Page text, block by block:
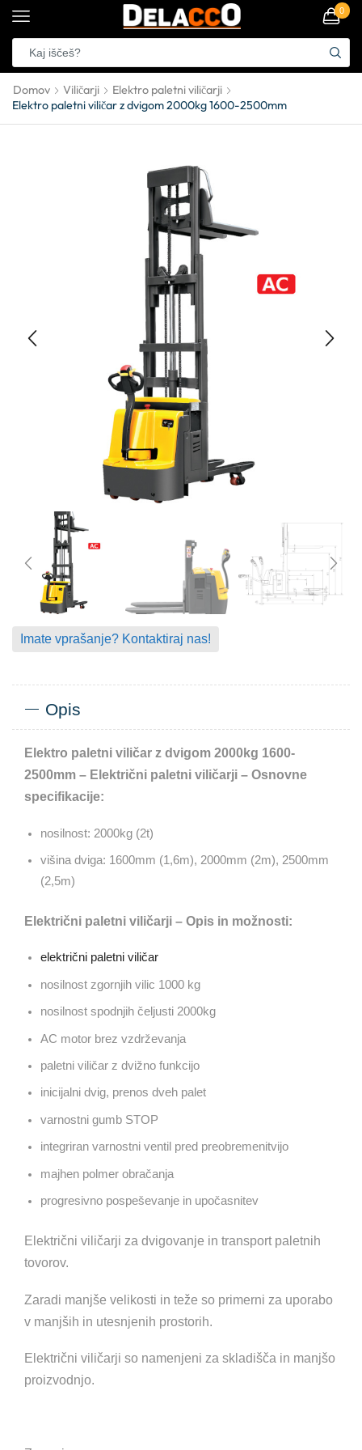
0
Domov Viličarji
Elektro paletni viličarji
Elektro paletni viličar z dvigom 2000kg 1600-2500mm
Imate vprašanje? Kontaktiraj nas!
Opis
Elektro paletni viličar z dvigom 2000kg 1600-
2500mm – Električni paletni viličarji – Osnovne
specifikacije:
nosilnost: 2000kg (2t)
višina dviga: 1600mm (1,6m), 2000mm (2m), 2500mm
(2,5m)
Električni paletni viličarji – Opis in možnosti:
električni paletni viličar
nosilnost zgornjih vilic 1000 kg
nosilnost spodnjih čeljusti 2000kg
AC motor brez vzdrževanja
paletni viličar z dvižno funkcijo
inicijalni dvig, prenos dveh palet
varnostni gumb STOP
integriran varnostni ventil pred preobremenitvijo
majhen polmer obračanja
progresivno pospeševanje in upočasnitev
Električni viličarji za dvigovanje in transport paletnih
tovorov.
Zaradi manjše velikosti in teže so primerni za uporabo
v manjših in utesnjenih prostorih.
Električni viličarji so namenjeni za skladišča in manjšo
proizvodnjo.